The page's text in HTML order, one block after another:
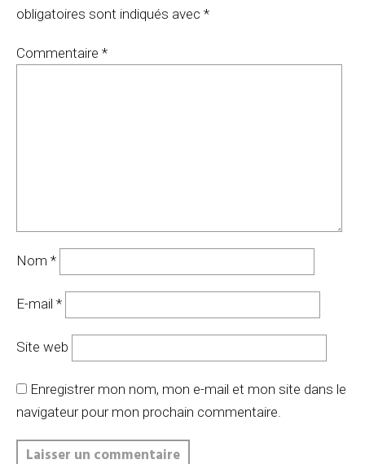
obligatoires sont indiqués avec *
Commentaire *
Nom *
E-mail *
Site web
Enregistrer mon nom, mon e-mail et mon site dans le
navigateur pour mon prochain commentaire.